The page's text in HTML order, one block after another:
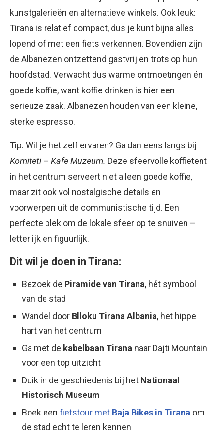
kunstgalerieën en alternatieve winkels. Ook leuk:
Tirana is relatief compact, dus je kunt bijna alles
lopend of met een fiets verkennen. Bovendien zijn
de Albanezen ontzettend gastvrij en trots op hun
hoofdstad. Verwacht dus warme ontmoetingen én
goede koffie, want koffie drinken is hier een
serieuze zaak. Albanezen houden van een kleine,
sterke espresso.
Tip: Wil je het zelf ervaren? Ga dan eens langs bij
Komiteti – Kafe Muzeum. Deze sfeervolle koffietent
in het centrum serveert niet alleen goede koffie,
maar zit ook vol nostalgische details en
voorwerpen uit de communistische tijd. Een
perfecte plek om de lokale sfeer op te snuiven –
letterlijk en figuurlijk.
Dit wil je doen in Tirana:
Bezoek de Piramide van Tirana, hét symbool
van de stad
Wandel door Blloku Tirana Albania, het hippe
hart van het centrum
Ga met de kabelbaan Tirana naar Dajti Mountain
voor een top uitzicht
Duik in de geschiedenis bij het Nationaal
Historisch Museum
Boek een fietstour met Baja Bikes in Tirana om
de stad echt te leren kennen